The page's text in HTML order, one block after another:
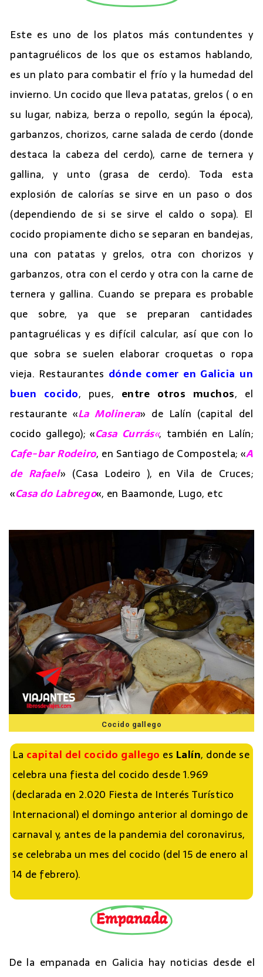
Este es uno de los platos más contundentes y
pantagruélicos de los que os estamos hablando,
es un plato para combatir el frío y la humedad del
invierno. Un cocido que lleva patatas, grelos ( o en
su lugar, nabiza, berza o repollo, según la época),
garbanzos, chorizos, carne salada de cerdo (donde
destaca la cabeza del cerdo), carne de ternera y
gallina, y unto (grasa de cerdo). Toda esta
explosión de calorías se sirve en un paso o dos
(dependiendo de si se sirve el caldo o sopa). El
cocido propiamente dicho se separan en bandejas,
una con patatas y grelos, otra con chorizos y
garbanzos, otra con el cerdo y otra con la carne de
ternera y gallina. Cuando se prepara es probable
que sobre, ya que se preparan cantidades
pantagruélicas y es difícil calcular, así que con lo
que sobra se suelen elaborar croquetas o ropa
vieja. Restaurantes dónde comer en Galicia un
buen cocido, pues, entre otros muchos, el
restaurante «La Molinera» de Lalín (capital del
cocido gallego); «Casa Currás«, también en Lalín;
Cafe-bar Rodeiro, en Santiago de Compostela; «A
de Rafael» (Casa Lodeiro ), en Vila de Cruces;
«Casa do Labrego«, en Baamonde, Lugo, etc
Cocido gallego
La capital del cocido gallego es Lalín, donde se
celebra una fiesta del cocido desde 1.969
(declarada en 2.020 Fiesta de Interés Turístico
Internacional) el domingo anterior al domingo de
carnaval y, antes de la pandemia del coronavirus,
se celebraba un mes del cocido (del 15 de enero al
14 de febrero).
Empanada
De la empanada en Galicia hay noticias desde el